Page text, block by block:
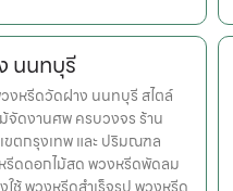
นนทบุรี
หรีดวัดฝาง นนทบุรี สไตล์
จัดงานศพ ครบวงจร ร้าน
ตกรุงเทพ และ ปริมณฑล
รีดดอกไม้สด พวงหรีดพัดลม